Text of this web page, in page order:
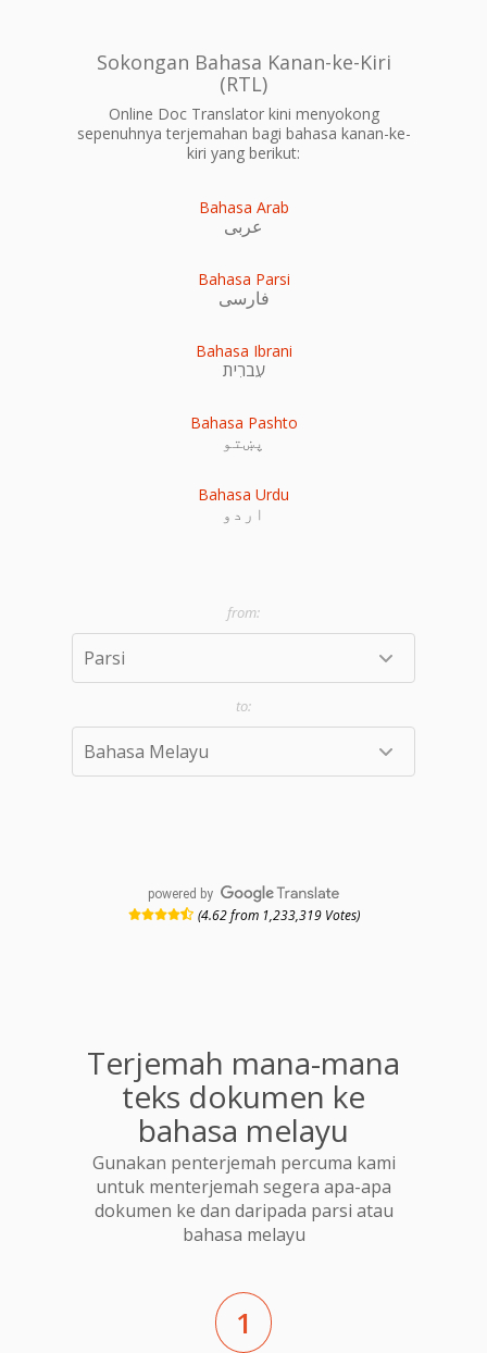
Sokongan Bahasa Kanan-ke-Kiri
(RTL)
Online Doc Translator kini menyokong
sepenuhnya terjemahan bagi bahasa kanan-ke-
kiri yang berikut:
Bahasa Arab
عربى
Bahasa Parsi
فارسی
Bahasa Ibrani
עִברִית
Bahasa Pashto
پښتو
Bahasa Urdu
اردو
powered by
(4.62 from 1,233,319 Votes)
Terjemah mana-mana
teks dokumen ke
bahasa melayu
Gunakan penterjemah percuma kami
untuk menterjemah segera apa-apa
dokumen ke dan daripada parsi atau
bahasa melayu
1